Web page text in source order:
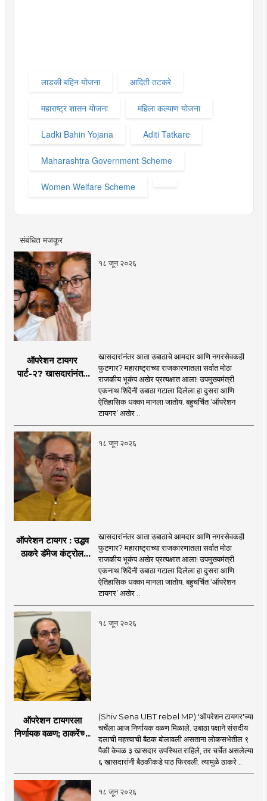
लाडकी बहिन योजना आदिती तटकरे
महाराष्ट्र शासन योजना महिला कल्याण योजना
Ladki Bahin Yojana Aditi Tatkare
Maharashtra Government Scheme
Women Welfare Scheme
संबंधित मजकूर
१८ जून २०२६
ऑपरेशन टायगर
पार्ट-२? खासदारांनंतर
खासदारांनंतर आता उबाठाचे आमदार आणि नगरसेवकही
फुटणार? महाराष्ट्राच्या राजकारणातला सर्वात मोठा
राजकीय भूकंप अखेर प्रत्यक्षात आला! उपमुख्यमंत्री
एकनाथ शिंदेंनी उबाठा गटाला दिलेला हा दुसरा आणि
ऐतिहासिक धक्का मानला जातोय. बहुचर्चित ‘ऑपरेशन
टायगर’ अखेर ..
१८ जून २०२६
ऑपरेशन टायगर : उद्धव
ठाकरे डॅमेज कंट्रोल
शिंदेंकडे जाण्याच्या चर्चा
सुरू
खासदारांनंतर आता उबाठाचे आमदार आणि नगरसेवकही
फुटणार? महाराष्ट्राच्या राजकारणातला सर्वात मोठा
राजकीय भूकंप अखेर प्रत्यक्षात आला! उपमुख्यमंत्री
एकनाथ शिंदेंनी उबाठा गटाला दिलेला हा दुसरा आणि
ऐतिहासिक धक्का मानला जातोय. बहुचर्चित ‘ऑपरेशन
टायगर’ अखेर ..
१८ जून २०२६
ऑपरेशन टायगरला
निर्णायक वळण; ठाकरेंच्या
विलीन होण्याचा प्रस्ताव?
(Shiv Sena UBT rebel MP) 'ऑपरेशन टायगर'च्या
चर्चेला आज निर्णायक वळण मिळाले. उबाठा पक्षाने संसदीय
दलाची महत्त्वाची बैठक बोलावली असताना लोकसभेतील ९
पैकी केवळ ३ खासदार उपस्थित राहिले, तर चर्चेत असलेल्या
६ खासदारांनी बैठकीकडे पाठ फिरवली. त्यामुळे ठाकरे ..
१८ जून २०२६